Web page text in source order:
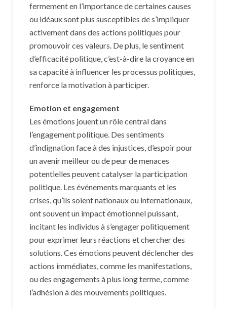
fermement en l’importance de certaines causes
ou idéaux sont plus susceptibles de s’impliquer
activement dans des actions politiques pour
promouvoir ces valeurs. De plus, le sentiment
d’efficacité politique, c’est-à-dire la croyance en
sa capacité à influencer les processus politiques,
renforce la motivation à participer.
Emotion et engagement
Les émotions jouent un rôle central dans
l’engagement politique. Des sentiments
d’indignation face à des injustices, d’espoir pour
un avenir meilleur ou de peur de menaces
potentielles peuvent catalyser la participation
politique. Les événements marquants et les
crises, qu’ils soient nationaux ou internationaux,
ont souvent un impact émotionnel puissant,
incitant les individus à s’engager politiquement
pour exprimer leurs réactions et chercher des
solutions. Ces émotions peuvent déclencher des
actions immédiates, comme les manifestations,
ou des engagements à plus long terme, comme
l’adhésion à des mouvements politiques.